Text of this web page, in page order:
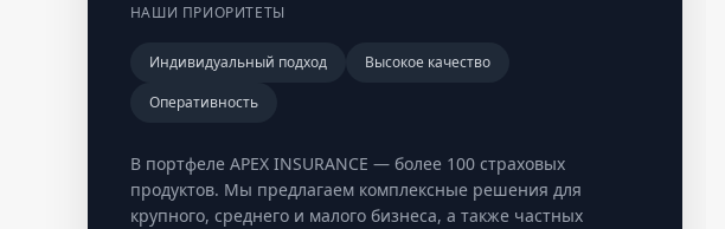
НАШИ ПРИОРИТЕТЫ
Индивидуальный подход
Высокое качество
Оперативность
В портфеле APEX INSURANCE — более 100 страховых
продуктов. Мы предлагаем комплексные решения для
крупного, среднего и малого бизнеса, а также частных